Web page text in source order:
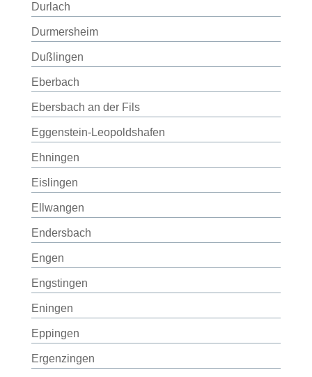
Durlach
Durmersheim
Dußlingen
Eberbach
Ebersbach an der Fils
Eggenstein-Leopoldshafen
Ehningen
Eislingen
Ellwangen
Endersbach
Engen
Engstingen
Eningen
Eppingen
Ergenzingen